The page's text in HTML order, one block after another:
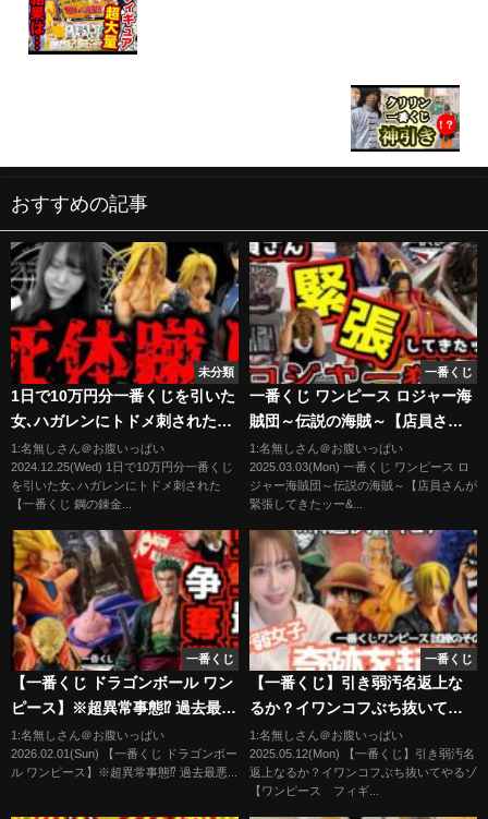
おすすめの記事
未分類
1日で10万円分一番くじを引いた
女､ハガレンにトドメ刺された
【一番くじ 鋼の錬金術師
FULLMETAL ALCHEMIST扉を
開けし者たち】【一番くじハガ
1:名無しさん＠お腹いっぱい
2024.12.25(Wed) 1日で10万円分一番くじ
を引いた女､ハガレンにトドメ刺された
【一番くじ 鋼の錬金...
一番くじ
一番くじ ワンピース ロジャー海
賊団～伝説の海賊～【店員さん
が緊張してきたッー‼︎】ロジャー
狩り#1 レイリー シャンクス ク
ロッカス バギー ラストワン賞
1:名無しさん＠お腹いっぱい
2025.03.03(Mon) 一番くじ ワンピース ロ
ジャー海賊団～伝説の海賊～【店員さんが
緊張してきたッー&...
一番くじ
【一番くじ ドラゴンボール ワン
ピース】※超異常事態⁉︎ 過去最悪
の争奪戦勃発⁉︎ dragonball
BATTLE OF THE SUPER
SAIYAN 孫悟空 バンプレくじプ
1:名無しさん＠お腹いっぱい
2026.02.01(Sun) 【一番くじ ドラゴンボー
ル ワンピース】※超異常事態⁉︎ 過去最悪...
一番くじ
【一番くじ】引き弱汚名返上な
るか？イワンコフぶち抜いてや
るゾ【ワンピース フィギュ
ア イワンコフ ミホーク 岩
倉造形 ラストワン賞】
1:名無しさん＠お腹いっぱい
2025.05.12(Mon) 【一番くじ】引き弱汚名
返上なるか？イワンコフぶち抜いてやるゾ
【ワンピース フィギ...